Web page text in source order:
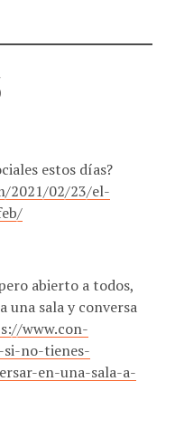
2021/02/23/el-
una sala y conversa
www.con-
no-tienes-
en-una-sala-a-